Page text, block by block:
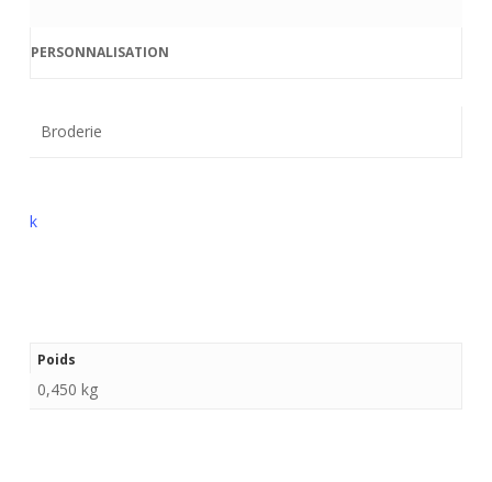
PERSONNALISATION
Broderie
k
Poids
0,450 kg